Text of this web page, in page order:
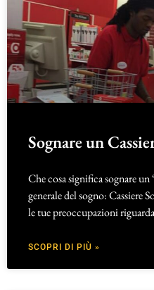
Sognare un
Che cosa significa sognare
generale del sogno: Cassiere
le tue preoccupazioni
SCOPRI DI PIÙ »